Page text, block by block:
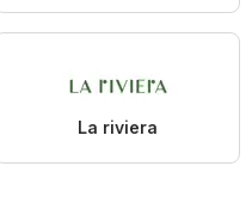
La riviera